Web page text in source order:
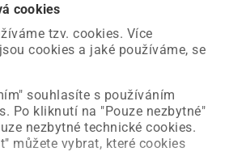
cookies
tzv. cookies. Více
cookies a jaké používáme, se
souhlasíte s používáním
Po kliknutí na "Pouze nezbytné"
nezbytné technické cookies.
můžete vybrat, které cookies
naší straně a už ji opravujeme.
načíst požadovanou stránku.
Úvodní strana